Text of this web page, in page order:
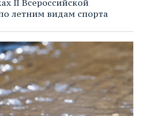
II Всероссийской
летним видам спорта